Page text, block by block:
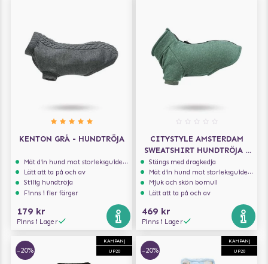
KENTON GRÅ - HUNDTRÖJA
Mät din hund mot storleksguiden för att få rätt storlek
Lätt att ta på och av
Stilig hundtröja
Finns i fler färger
179 kr
Finns i Lager
CITYSTYLE AMSTERDAM
SWEATSHIRT HUNDTRÖJA -
GRÖN
Stängs med dragkedja
Mät din hund mot storleksguiden för att få rätt storlek
Mjuk och skön bomull
Lätt att ta på och av
469 kr
Finns i Lager
KAMPANJ
UP20
-20%
KAMPANJ
UP20
-20%